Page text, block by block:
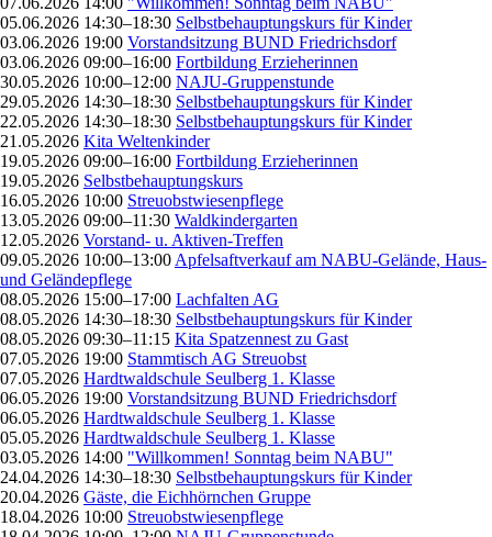
05.06.2026 14:30–18:30 Selbstbehauptungskurs für Kinder
03.06.2026 19:00 Vorstandsitzung BUND Friedrichsdorf
03.06.2026 09:00–16:00 Fortbildung Erzieherinnen
30.05.2026 10:00–12:00 NAJU-Gruppenstunde
29.05.2026 14:30–18:30 Selbstbehauptungskurs für Kinder
22.05.2026 14:30–18:30 Selbstbehauptungskurs für Kinder
21.05.2026 Kita Weltenkinder
19.05.2026 09:00–16:00 Fortbildung Erzieherinnen
19.05.2026 Selbstbehauptungskurs
16.05.2026 10:00 Streuobstwiesenpflege
13.05.2026 09:00–11:30 Waldkindergarten
12.05.2026 Vorstand- u. Aktiven-Treffen
09.05.2026 10:00–13:00 Apfelsaftverkauf am NABU-Gelände, Haus-
und Geländepflege
08.05.2026 15:00–17:00 Lachfalten AG
08.05.2026 14:30–18:30 Selbstbehauptungskurs für Kinder
08.05.2026 09:30–11:15 Kita Spatzennest zu Gast
07.05.2026 19:00 Stammtisch AG Streuobst
07.05.2026 Hardtwaldschule Seulberg 1. Klasse
06.05.2026 19:00 Vorstandsitzung BUND Friedrichsdorf
06.05.2026 Hardtwaldschule Seulberg 1. Klasse
05.05.2026 Hardtwaldschule Seulberg 1. Klasse
03.05.2026 14:00 "Willkommen! Sonntag beim NABU"
24.04.2026 14:30–18:30 Selbstbehauptungskurs für Kinder
20.04.2026 Gäste, die Eichhörnchen Gruppe
18.04.2026 10:00 Streuobstwiesenpflege